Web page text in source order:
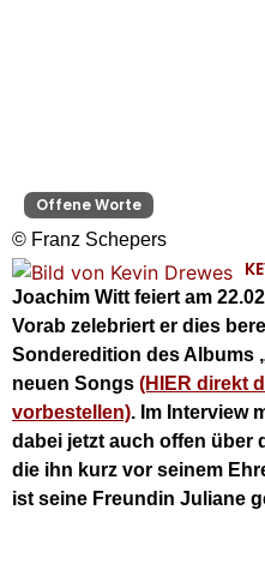
Offene Worte
© Franz Schepers
Joachim Witt feiert am
Vorab zelebriert er dies
Sonderedition des Albums
neuen Songs (HIER direkt
vorbestellen). Im Interview
dabei jetzt auch offen über
die ihn kurz vor seinem
ist seine Freundin Juliane